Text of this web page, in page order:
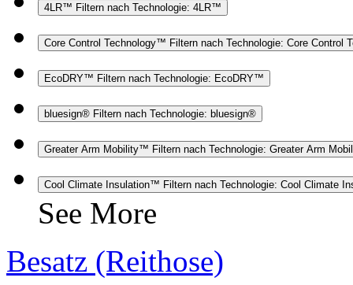
4LR™ Filtern nach Technologie: 4LR™
Core Control Technology™ Filtern nach Technologie: Core Control
EcoDRY™ Filtern nach Technologie: EcoDRY™
bluesign® Filtern nach Technologie: bluesign®
Greater Arm Mobility™ Filtern nach Technologie: Greater Arm
Cool Climate Insulation™ Filtern nach Technologie: Cool Climate
See More
Besatz (Reithose)